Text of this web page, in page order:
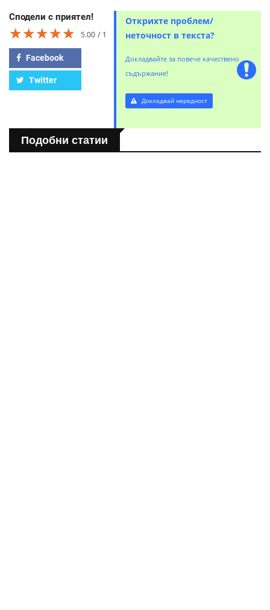
Сподели с приятел!
★★★★★
★★★★★
★★★★★ 5.00 1
Facebook
Twitter
Открихте проблем/
неточност в текста?
Докладвайте за повече качествено
съдържание!
Докладвай нередност
Подобни статии